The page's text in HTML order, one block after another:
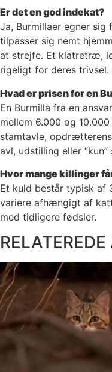
Er det en god indekat?
Ja, Burmillaer egner sig
tilpasser sig nemt
at strejfe. Et klatretræ,
rigeligt for deres trivsel.
Hvad er prisen for en
En Burmilla fra en
mellem 6.000 og
stamtavle,
avl, udstilling eller
Hvor mange killinger
Et kuld består typisk af
variere afhængigt af
med tidligere fødsler.